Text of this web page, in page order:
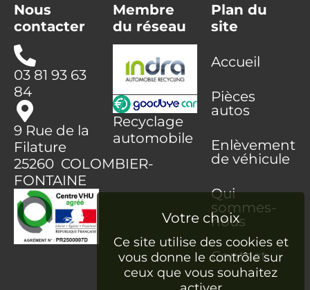
Nous
contacter
03 81 93 63
84
9 Rue de la
Filature
25260 COLOMBIER-
FONTAINE
Membre
du réseau
Recyclage
automobile
Plan du
site
Accueil
Pièces
autos
Enlèvement
de véhicule
Qui
sommes-
nous
Contact
Ce site utilise des cookies et
vous donne le contrôle sur
ceux que vous souhaitez